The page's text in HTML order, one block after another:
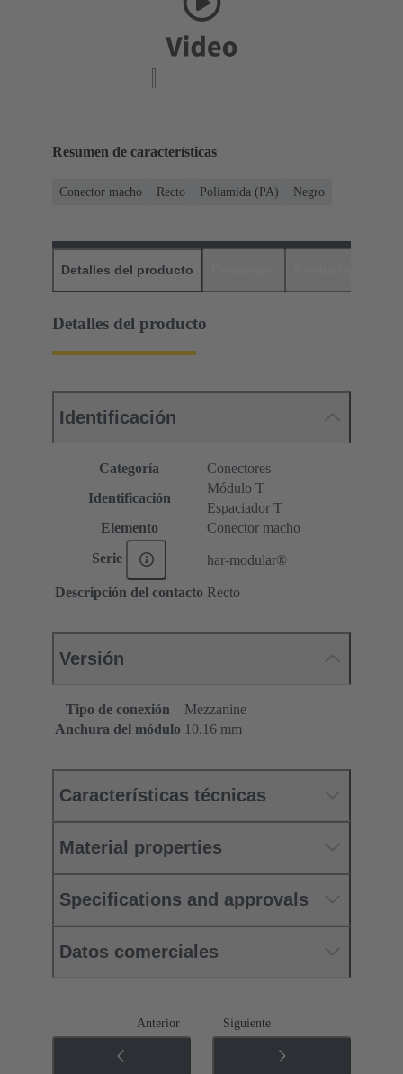
Resumen de características
Conector macho Recto Poliamida (PA) Negro
Detalles del producto
Detalles del producto
Identificación
Categoría
Conectores
Identificación
Módulo T
Espaciador T
Elemento
Conector macho
Serie har-modular®
Descripción del contacto Recto
Versión
Tipo de conexión
Mezzanine
Anchura del módulo 10.16 mm
Características técnicas
Material properties
Specifications and approvals
Datos comerciales
Anterior Siguiente